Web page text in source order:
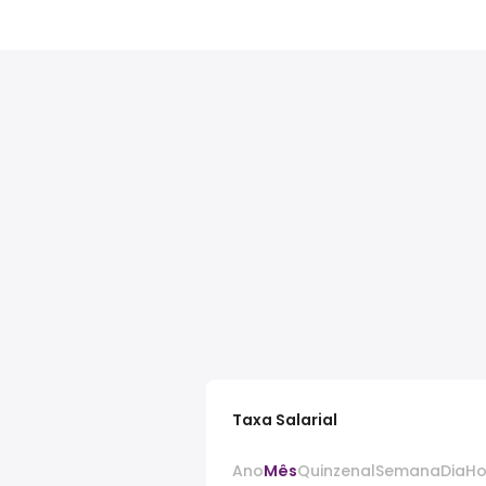
Taxa Salarial
AnoMêsQuinzenalSemanaDia